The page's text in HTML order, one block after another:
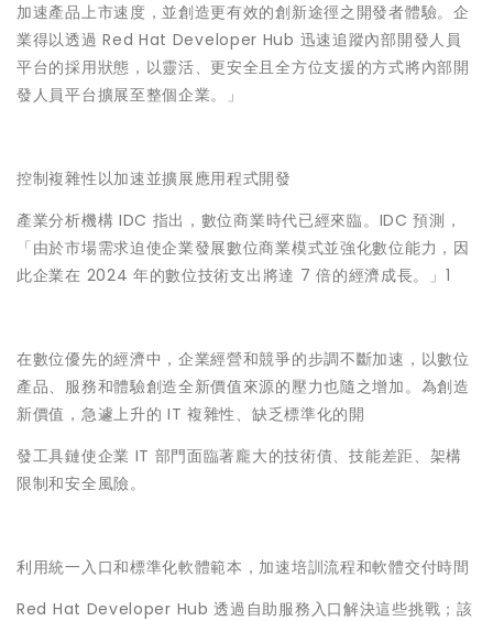
加速產品上市速度，並創造更有效的創新途徑之開發者體驗。企
業得以透過 Red Hat Developer Hub 迅速追蹤內部開發人員
平台的採用狀態，以靈活、更安全且全方位支援的方式將內部開
發人員平台擴展至整個企業。」
控制複雜性以加速並擴展應用程式開發
產業分析機構 IDC 指出，數位商業時代已經來臨。IDC 預測，
「由於市場需求迫使企業發展數位商業模式並強化數位能力，因
此企業在 2024 年的數位技術支出將達 7 倍的經濟成長。」1
在數位優先的經濟中，企業經營和競爭的步調不斷加速，以數位
產品、服務和體驗創造全新價值來源的壓力也隨之增加。為創造
新價值，急遽上升的 IT 複雜性、缺乏標準化的開
發工具鏈使企業 IT 部門面臨著龐大的技術債、技能差距、架構
限制和安全風險。
利用統一入口和標準化軟體範本，加速培訓流程和軟體交付時間
Red Hat Developer Hub 透過自助服務入口解決這些挑戰；該